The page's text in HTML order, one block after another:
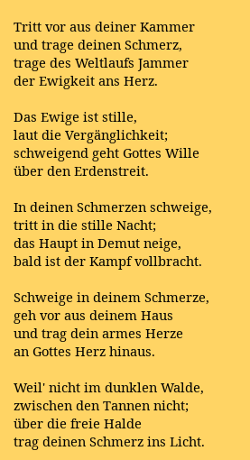
Tritt vor aus deiner Kammer
und trage deinen Schmerz,
trage des Weltlaufs Jammer
der Ewigkeit ans Herz.
Das Ewige ist stille,
laut die Vergänglichkeit;
schweigend geht Gottes Wille
über den Erdenstreit.
In deinen Schmerzen schweige,
tritt in die stille Nacht;
das Haupt in Demut neige,
bald ist der Kampf vollbracht.
Schweige in deinem Schmerze,
geh vor aus deinem Haus
und trag dein armes Herze
an Gottes Herz hinaus.
Weil' nicht im dunklen Walde,
zwischen den Tannen nicht;
über die freie Halde
trag deinen Schmerz ins Licht.